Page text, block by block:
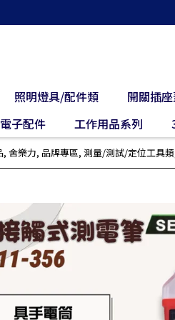
照明燈具/配件類
開關插
子配件
工作用品系列
, 舍樂力, 品牌專區, 測量/測試/定位工具類